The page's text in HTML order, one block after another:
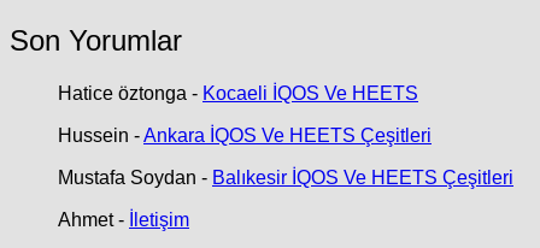
Son Yorumlar
Hatice öztonga - Kocaeli İQOS Ve HEETS
Hussein -Ankara İQOS Ve HEETS Çeşitleri
Mustafa Soydan - Balıkesir İQOS Ve HEETS Çeşitleri
Ahmet- İletişim